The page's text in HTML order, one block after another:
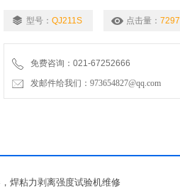
型号： QJ211S 点击量： 7297
免费咨询：021-67252666
发邮件给我们：973654827@qq.com
焊粘力剥离强度试验机维修